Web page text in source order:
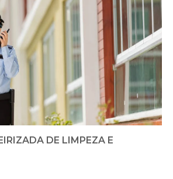
DE LIMPEZA E